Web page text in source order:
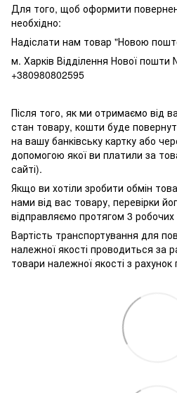
Для того, щоб оформити
необхідно:
Надіслати нам товар "Новою
м. Харків Відділення Нової
+380980802595
Після того, як ми отримаємо від
стан товару, кошти буде
на вашу банківську картку або
допомогою якої ви платили за
сайті).
Якщо ви хотіли зробити обмін
нами від вас товару, перевірки
відправляємо протягом 3 робочих
Вартість транспортування для
належної якості проводиться за
товари належної якості з рахунок